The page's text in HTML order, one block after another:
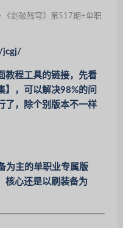
《剑破残穹》第517期+单职
jcgj/
教程工具的链接，先看
】，可以解决98%的问
了，除个别版本不一样
为主的单职业专属版
核心还是以刷装备为